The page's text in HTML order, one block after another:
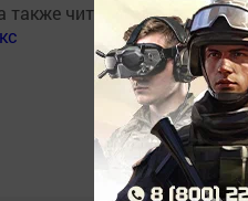
также читайте нас